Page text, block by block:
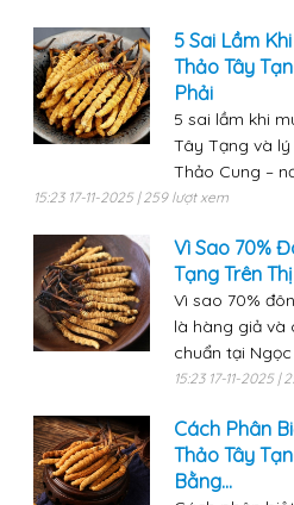
5 Sai Lầm
Thảo Tây
Phải
5 sai lầm khi
Tây Tạng và
Thảo Cung –
15:23 17-11-2025 | 259 lượt xem
Vì Sao 70%
Tạng Trên
Vì sao 70%
là hàng giả và
chuẩn tại
15:23 17-11-2025 |
Cách Phân
Thảo Tây
Bằng...